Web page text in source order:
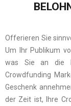
Offerieren Sie
Um Ihr Publikum
was Sie an die
Crowdfunding
Geschenk
der Zeit ist, Ihre